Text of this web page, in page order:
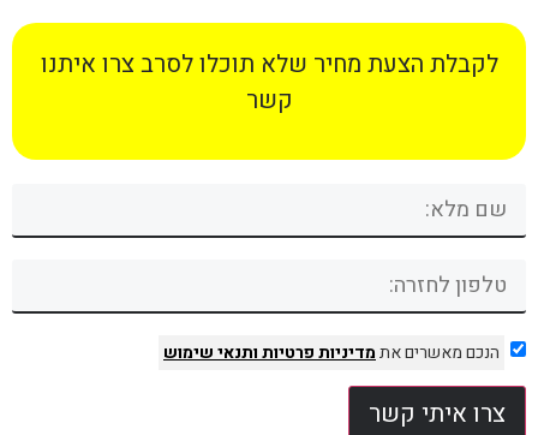
לקבלת הצעת מחיר שלא תוכלו לסרב צרו איתנו
קשר
הנכם מאשרים אתמדיניות פרטיותותנאי שימוש
צרו איתי קשר